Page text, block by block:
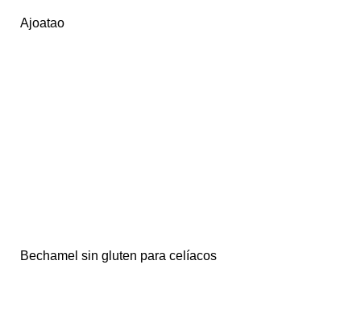
Ajoatao
Bechamel sin gluten para celíacos